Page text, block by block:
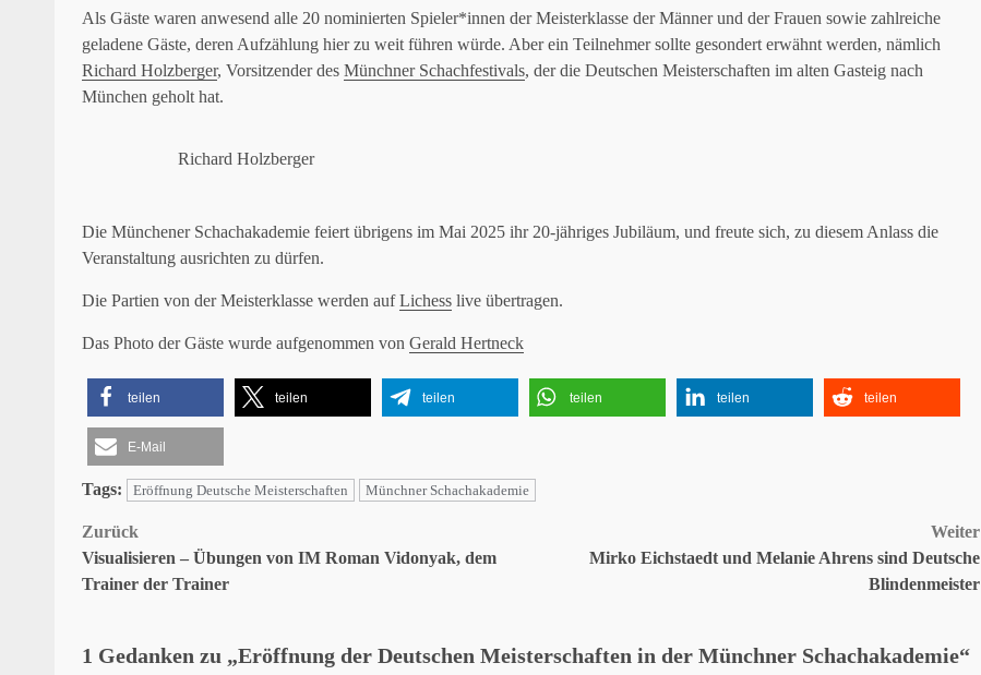
Als Gäste waren anwesend alle 20 nominierten Spieler*innen der Meisterklasse der Männer und der Frauen sowie zahlreiche
geladene Gäste, deren Aufzählung hier zu weit führen würde. Aber ein Teilnehmer sollte gesondert erwähnt werden, nämlich
Richard Holzberger, Vorsitzender des Münchner Schachfestivals, der die Deutschen Meisterschaften im alten Gasteig nach
München geholt hat.
Richard Holzberger
Die Münchener Schachakademie feiert übrigens im Mai 2025 ihr 20-jähriges Jubiläum, und freute sich, zu diesem Anlass die
Veranstaltung ausrichten zu dürfen.
Die Partien von der Meisterklasse werden aufLichess live übertragen.
Das Photo der Gäste wurde aufgenommen von Gerald Hertneck
teilen teilen teilen teilen teilen teilen
E-Mail
Tags: Eröffnung Deutsche Meisterschaften Münchner Schachakademie
Beitragsnavigation
Zurück
Visualisieren – Übungen von IM Roman Vidonyak, dem
Trainer der Trainer
Weiter
Mirko Eichstaedt und Melanie Ahrens sind Deutsche
Blindenmeister
1 Gedanken zu „Eröffnung der Deutschen Meisterschaften in der Münchner Schachakademie“